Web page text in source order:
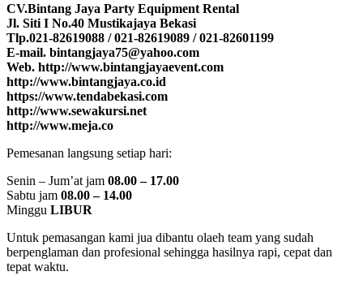
CV.Bintang Jaya Party Equipment Rental
Jl. Siti I No.40 Mustikajaya Bekasi
Tlp.021-82619088 / 021-82619089 / 021-82601199
E-mail. bintangjaya75@yahoo.com
Web. http://www.bintangjayaevent.com
http://www.bintangjaya.co.id
https://www.tendabekasi.com
http://www.sewakursi.net
http://www.meja.co
Pemesanan langsung setiap hari:
Senin – Jum’at jam 08.00 – 17.00
Sabtu jam 08.00 – 14.00
Minggu LIBUR
Untuk pemasangan kami jua dibantu olaeh team yang sudah
berpenglaman dan profesional sehingga hasilnya rapi, cepat dan
tepat waktu.